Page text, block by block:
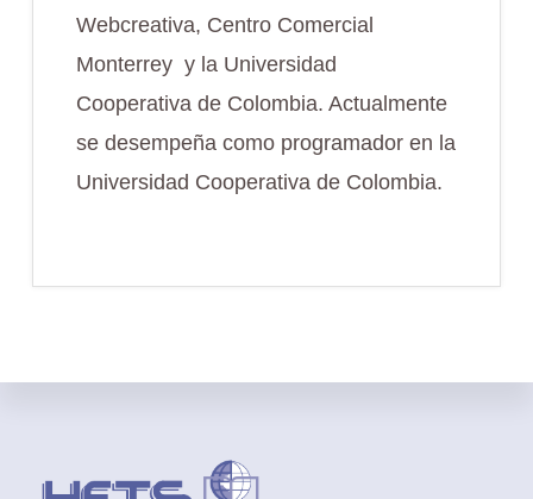
Webcreativa, Centro Comercial
Monterrey y la Universidad
Cooperativa de Colombia. Actualmente
se desempeña como programador en la
Universidad Cooperativa de Colombia.